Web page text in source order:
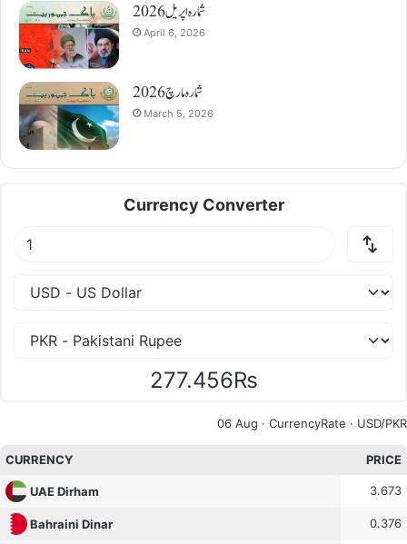
شمارہ اپریل 2026
April 6, 2026
شمارہ مارچ 2026
March 5, 2026
Currency Converter
277.456₨
06 Aug · CurrencyRate · USD/PKR
CURRENCY PRICE
UAE Dirham 3.673
Bahraini Dinar 0.376